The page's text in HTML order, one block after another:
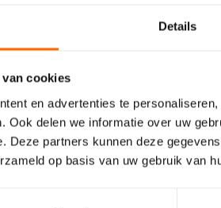
Details
van cookies
en advertenties te
Ook delen we informatie over uw
Deze partners kunnen deze
op basis van uw gebruik van